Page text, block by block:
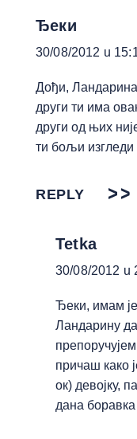
Ђеки
30/08/2012 u
Дођи,
други ти има
други од њих
ти бољи
REPLY
Tetka
30/08/2012 u
Ђеки, имам
Ландарину да
причаш како
ок) девојку,
дана